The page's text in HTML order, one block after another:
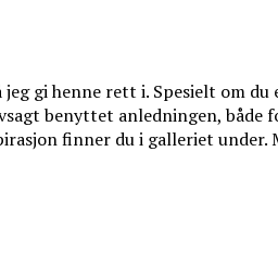
gi henne rett i. Spesielt om
benyttet anledningen, både
finner du i galleriet